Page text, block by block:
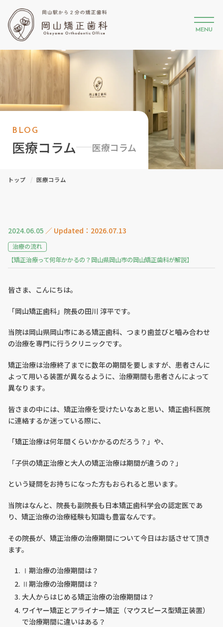
MENU
BLOG
医療コラム 医療コラム
トップ 医療コラム
2024.06.05 ／ Updated：2026.07.13
治療の流れ
【矯正治療って何年かかるの？岡山県岡山市の岡山矯正歯科が解説】
皆さま、こんにちは。
「岡山矯正歯科」院長の田川 淳平です。
当院は岡山県岡山市にある矯正歯科、つまり歯並びと嚙み合わせ
の治療を専門に行うクリニックです。
矯正治療は治療終了までに数年の期間を要しますが、患者さんに
よって用いる装置が異なるように、治療期間も患者さんによって
異なります。
皆さまの中には、矯正治療を受けたいなあと思い、矯正歯科医院
に連絡するか迷っている際に、
「矯正治療は何年間くらいかかるのだろう？」や、
「子供の矯正治療と大人の矯正治療は期間が違うの？」
という疑問をお持ちになった方もおられると思います。
当院はなんと、院長も副院長も日本矯正歯科学会の認定医であ
り、矯正治療の治療経験も知識も豊富なんです。
その院長が、矯正治療の治療期間について今日はお話させて頂き
ます。
Ⅰ期治療の治療期間は？
Ⅱ期治療の治療期間は？
大人からはじめる矯正治療の治療期間は？
ワイヤー矯正とアライナー矯正（マウスピース型矯正装置）
で治療期間に違いはある？